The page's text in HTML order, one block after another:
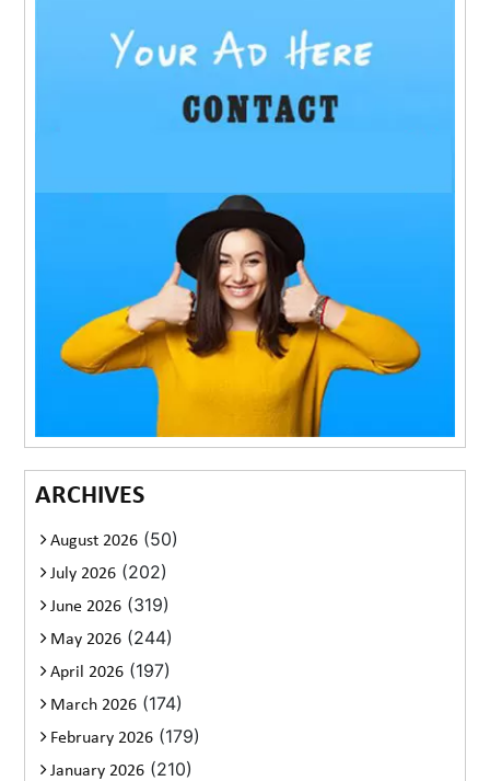
ARCHIVES
August 2026 (50)
July 2026 (202)
June 2026 (319)
May 2026 (244)
April 2026 (197)
March 2026 (174)
February 2026 (179)
January 2026 (210)